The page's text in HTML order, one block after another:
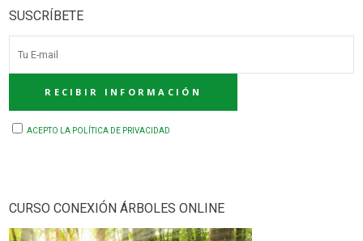
SUSCRÍBETE
ACEPTO LA POLÍTICA DE PRIVACIDAD
CURSO CONEXIÓN ÁRBOLES ONLINE